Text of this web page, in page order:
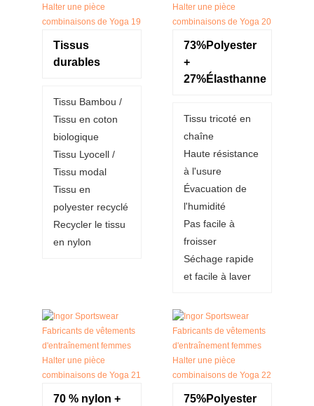
Tissus
durables
Tissu Bambou /
Tissu en coton
biologique
Tissu Lyocell /
Tissu modal
Tissu en
polyester recyclé
Recycler le tissu
en nylon
73%Polyester
+
27%Élasthanne
Tissu tricoté en
chaîne
Haute résistance
à l'usure
Évacuation de
l'humidité
Pas facile à
froisser
Séchage rapide
et facile à laver
70 % nylon +
75%Polyester